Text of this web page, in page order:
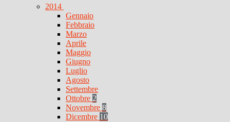
2014
Gennaio
Febbraio
Marzo
Aprile
Maggio
Giugno
Luglio
Agosto
Settembre
Ottobre 2
Novembre 8
Dicembre 10